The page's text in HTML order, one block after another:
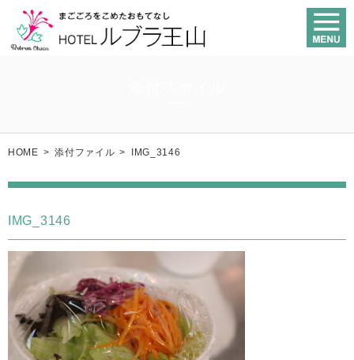
HOME > 添付ファイル > IMG_3146
IMG_3146